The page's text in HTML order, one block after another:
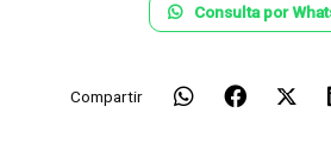
Consulta por
Compartir